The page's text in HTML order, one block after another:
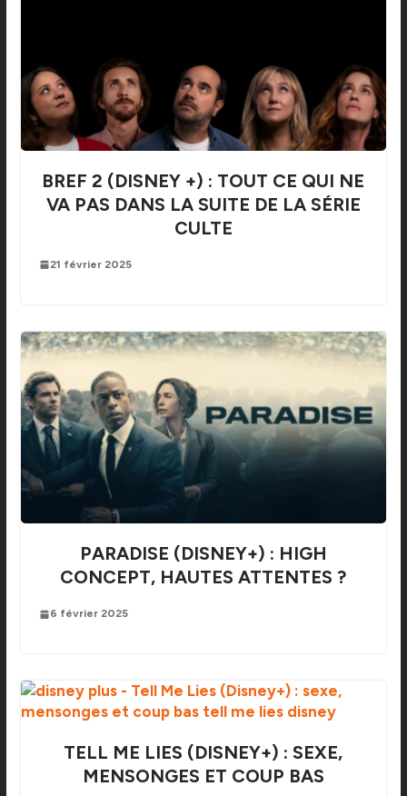
BREF 2 (DISNEY +) : TOUT CE QUI NE
VA PAS DANS LA SUITE DE LA SÉRIE
CULTE
21 février 2025
PARADISE (DISNEY+) : HIGH
CONCEPT, HAUTES ATTENTES ?
6 février 2025
TELL ME LIES (DISNEY+) : SEXE,
MENSONGES ET COUP BAS